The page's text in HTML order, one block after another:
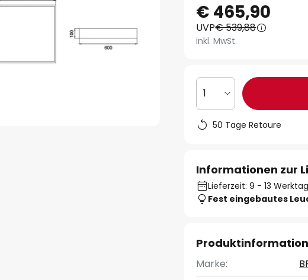
€ 465,90
UVP€ 539,88
inkl. MwSt.
1
50 Tage Retoure
Informationen zur
Lieferzeit: 9 - 13
Fest eingebautes
Marke: